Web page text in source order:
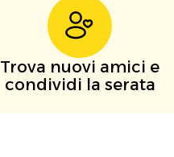
Trova nuovi amici e
condividi la serata